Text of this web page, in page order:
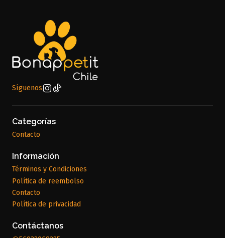
Síguenos
Categorías
Contacto
Información
Términos y Condiciones
Política de reembolso
Contacto
Política de privacidad
Contáctanos